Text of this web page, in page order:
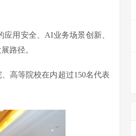
用安全、AI业务场景创新、
路径。
高等院校在内超过150名代表